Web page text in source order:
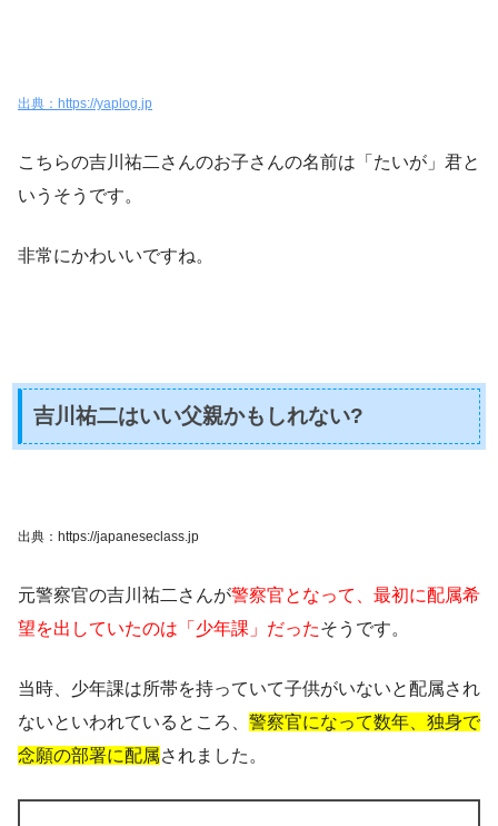
出典：https://yaplog.jp
こちらの吉川祐二さんのお子さんの名前は「たいが」君と
いうそうです。
非常にかわいいですね。
吉川祐二はいい父親かもしれない?
出典：https://japaneseclass.jp
元警察官の吉川祐二さんが警察官となって、最初に配属希
望を出していたのは「少年課」だったそうです。
当時、少年課は所帯を持っていて子供がいないと配属され
ないといわれているところ、 警察官になって数年、独身で
念願の部署に配属されました。